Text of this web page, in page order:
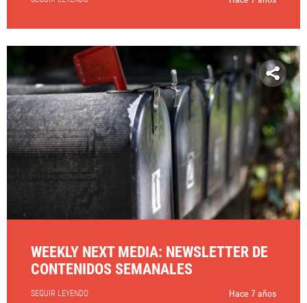
WEEKLY NEXT MEDIA: NEWSLETTER DE
CONTENIDOS SEMANALES
SEGUIR LEYENDO Hace 7 años